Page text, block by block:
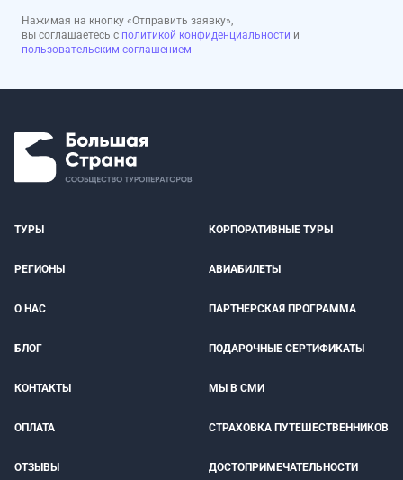
Нажимая на кнопку «Отправить заявку»,
вы соглашаетесь с политикой конфиденциальности и
пользовательским соглашением
ТУРЫ КОРПОРАТИВНЫЕ ТУРЫ
РЕГИОНЫ АВИАБИЛЕТЫ
О НАС ПАРТНЕРСКАЯ ПРОГРАММА
БЛОГ ПОДАРОЧНЫЕ СЕРТИФИКАТЫ
КОНТАКТЫ МЫ В СМИ
ОПЛАТА СТРАХОВКА ПУТЕШЕСТВЕННИКОВ
ОТЗЫВЫ ДОСТОПРИМЕЧАТЕЛЬНОСТИ